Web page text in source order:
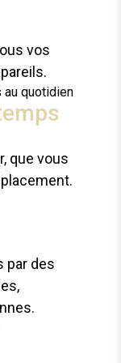
vos
au quotidien
que vous
par des